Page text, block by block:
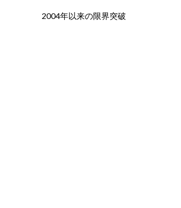
2004年以来の限界突破